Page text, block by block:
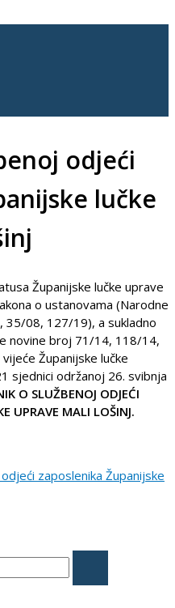
odjeći
lučke
Županijske lučke uprave
o ustanovama (Narodne
08, 127/19), a sukladno
novine broj 71/14, 118/14,
Županijske lučke
sjednici održanoj 26. svibnja
O SLUŽBENOJ ODJEĆI
UPRAVE MALI LOŠINJ.
zaposlenika Županijske